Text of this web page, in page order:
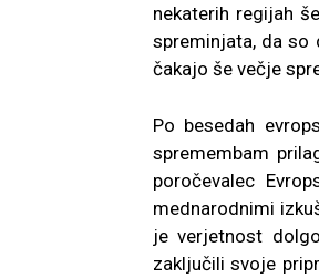
nekaterih regijah
spreminjata, da so
čakajo še večje
Po besedah
spremembam
poročevalec
mednarodnimi
je verjetnost
zaključili svoje